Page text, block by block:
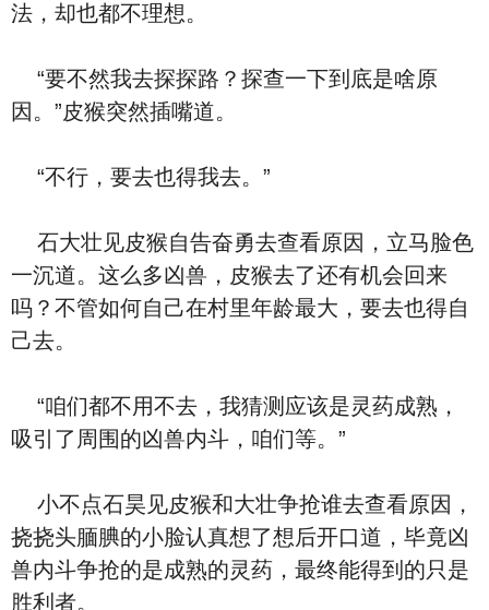
法，却也都不理想。
“要不然我去探探路？探查一下到底是啥原
因。”皮猴突然插嘴道。
“不行，要去也得我去。”
石大壮见皮猴自告奋勇去查看原因，立马脸色
一沉道。这么多凶兽，皮猴去了还有机会回来
吗？不管如何自己在村里年龄最大，要去也得自
己去。
“咱们都不用不去，我猜测应该是灵药成熟，
吸引了周围的凶兽内斗，咱们等。”
小不点石昊见皮猴和大壮争抢谁去查看原因，
挠挠头腼腆的小脸认真想了想后开口道，毕竟凶
兽内斗争抢的是成熟的灵药，最终能得到的只是
胜利者。